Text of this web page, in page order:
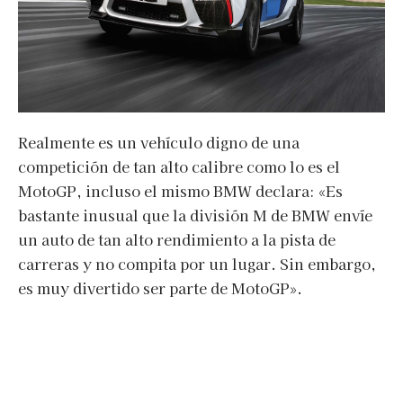
Realmente es un vehículo digno de una
competición de tan alto calibre como lo es el
MotoGP, incluso el mismo BMW declara: «Es
bastante inusual que la división M de BMW envíe
un auto de tan alto rendimiento a la pista de
carreras y no compita por un lugar. Sin embargo,
es muy divertido ser parte de MotoGP».